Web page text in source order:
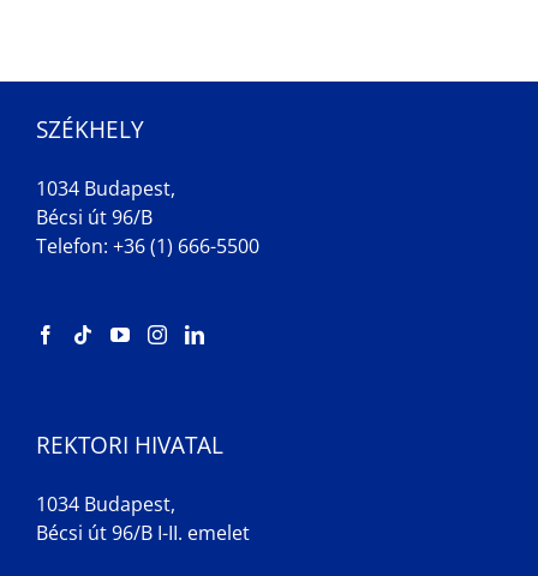
SZÉKHELY
1034 Budapest,
Bécsi út 96/B
Telefon: +36 (1) 666-5500
REKTORI HIVATAL
1034 Budapest,
Bécsi út 96/B I-II. emelet